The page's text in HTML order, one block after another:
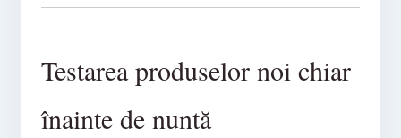
Testarea produselor noi chiar
înainte de nuntă